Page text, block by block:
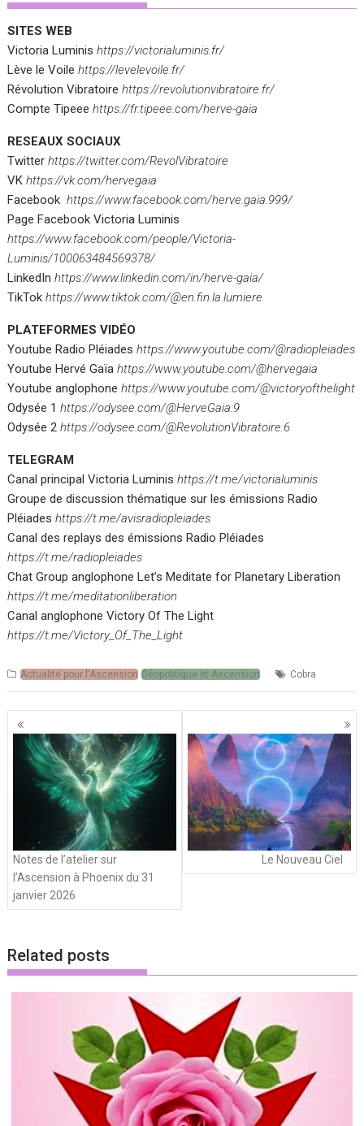
SITES WEB
Victoria Luminishttps://victorialuminis.fr/
Lève le Voilehttps://levelevoile.fr/
Révolution Vibratoirehttps://revolutionvibratoire.fr/
Compte Tipeeehttps://fr.tipeee.com/herve-gaia
RESEAUX SOCIAUX
Twitterhttps://twitter.com/RevolVibratoire
VKhttps://vk.com/hervegaia
Facebookhttps://www.facebook.com/herve.gaia.999/
Page Facebook Victoria Luminis
https://www.facebook.com/people/Victoria-
Luminis/100063484569378/
LinkedInhttps://www.linkedin.com/in/herve-gaia/
TikTokhttps://www.tiktok.com/@en.fin.la.lumiere
PLATEFORMES VIDÉO
Youtube Radio Pléiadeshttps://www.youtube.com/@radiopleiades
Youtube Hervé Gaïahttps://www.youtube.com/@hervegaia
Youtube anglophonehttps://www.youtube.com/@victoryofthelight
Odysée 1https://odysee.com/@HerveGaia:9
Odysée 2https://odysee.com/@RevolutionVibratoire:6
TELEGRAM
Canal principal Victoria Luminishttps://t.me/victorialuminis
Groupe de discussion thématique sur les émissions Radio
Pléiadeshttps://t.me/avisradiopleiades
Canal des replays des émissions Radio Pléiades
https://t.me/radiopleiades
Chat Group anglophone Let’s Meditate for Planetary Liberation
https://t.me/meditationliberation
Canal anglophone Victory Of The Light
https://t.me/Victory_Of_The_Light
Actualité pour l'Ascension Géopolitique et Ascension Cobra
Navigation
des
articles
Notes de l’atelier sur
l’Ascension à Phoenix du 31
janvier 2026
Le Nouveau Ciel
Related posts